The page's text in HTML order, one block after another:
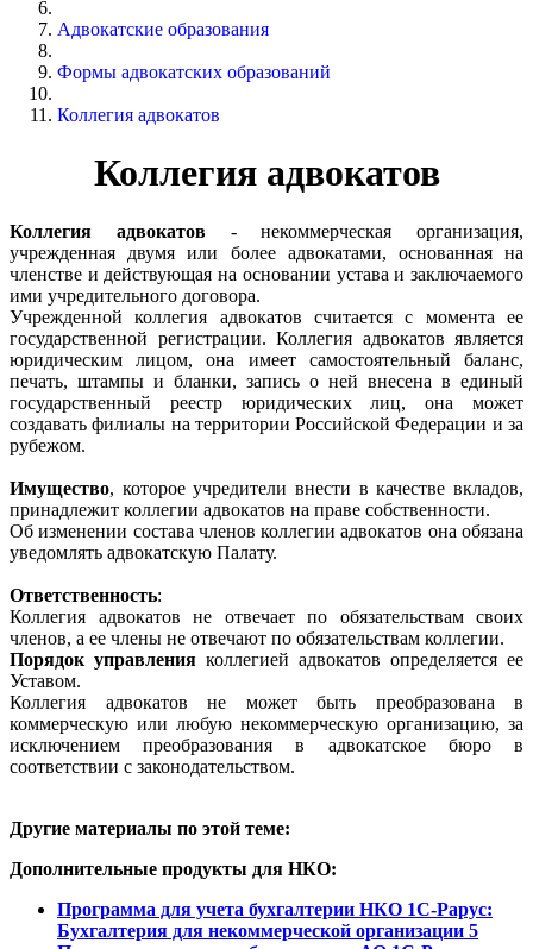
Адвокатские образования
Формы адвокатских образований
Коллегия адвокатов
Коллегия адвокатов
Коллегия адвокатов- некоммерческая организация,
учрежденная двумя или более адвокатами, основанная на
членстве и действующая на основании устава и заключаемого
ими учредительного договора.
Учрежденной коллегия адвокатов считается с момента ее
государственной регистрации. Коллегия адвокатов является
юридическим лицом, она имеет самостоятельный баланс,
печать, штампы и бланки, запись о ней внесена в единый
государственный реестр юридических лиц, она может
создавать филиалы на территории Российской Федерации и за
рубежом.
Имущество, которое учредители внести в качестве вкладов,
принадлежит коллегии адвокатов на праве собственности.
Об изменении состава членов коллегии адвокатов она обязана
уведомлять адвокатскую Палату.
Ответственность:
Коллегия адвокатов не отвечает по обязательствам своих
членов, а ее члены не отвечают по обязательствам коллегии.
Порядок управления коллегией адвокатов определяется ее
Уставом.
Коллегия адвокатов не может быть преобразована в
коммерческую или любую некоммерческую организацию, за
исключением преобразования в адвокатское бюро в
соответствии с законодательством.
Другие материалы по этой теме:
Дополнительные продукты для НКО:
Программа для учета бухгалтерии НКО 1С-Рарус:
Бухгалтерия для некоммерческой организации 5